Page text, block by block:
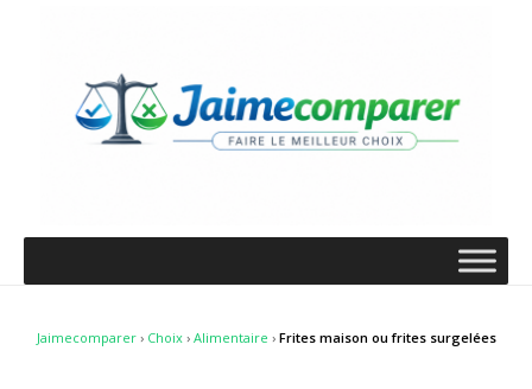
Jaimecomparer› Choix› Alimentaire › Frites maison ou frites surgelées